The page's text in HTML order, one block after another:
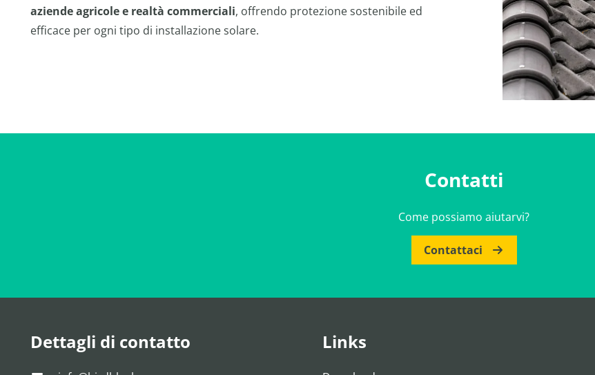
aziende agricole e realtà commerciali, offrendo protezione sostenibile ed
efficace per ogni tipo di installazione solare.
Contatti
Come possiamo aiutarvi?
Contattaci
Dettagli di contatto Links